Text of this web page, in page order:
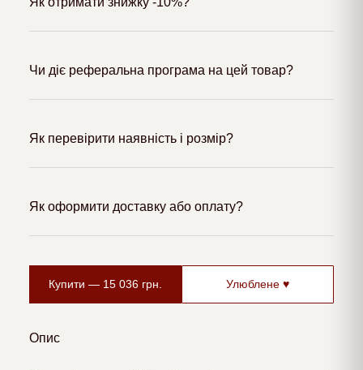
Чи діє реферальна програма на цей товар?
Як перевірити наявність і розмір?
Як оформити доставку або оплату?
Купити — 15 036 грн. Улюблене ♥
Опис